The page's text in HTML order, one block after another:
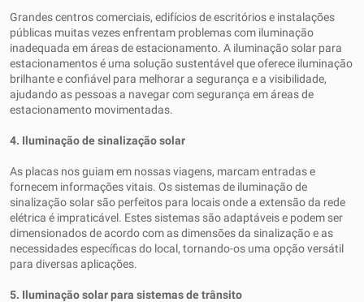
Grandes centros comerciais, edifícios de escritórios e instalações
públicas muitas vezes enfrentam problemas com iluminação
inadequada em áreas de estacionamento. A iluminação solar para
estacionamentos é uma solução sustentável que oferece iluminação
brilhante e confiável para melhorar a segurança e a visibilidade,
ajudando as pessoas a navegar com segurança em áreas de
estacionamento movimentadas.
4. Iluminação de sinalização solar
As placas nos guiam em nossas viagens, marcam entradas e
fornecem informações vitais. Os sistemas de iluminação de
sinalização solar são perfeitos para locais onde a extensão da rede
elétrica é impraticável. Estes sistemas são adaptáveis ​​e podem ser
dimensionados de acordo com as dimensões da sinalização e as
necessidades específicas do local, tornando-os uma opção versátil
para diversas aplicações.
5. Iluminação solar para sistemas de trânsito